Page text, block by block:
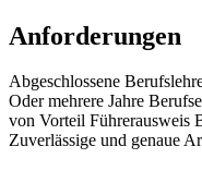
Anforderungen
Abgeschlossene
Oder mehrere Jahre
von Vorteil Führerausweis
Zuverlässige und genaue